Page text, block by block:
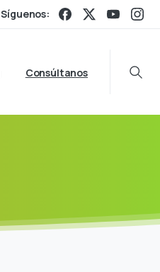
Síguenos:
Consúltanos